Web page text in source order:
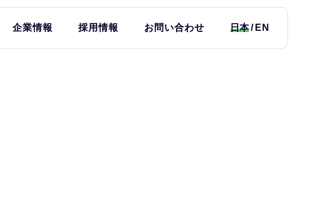
企業情報 採用情報 お問い合わせ 日本 EN